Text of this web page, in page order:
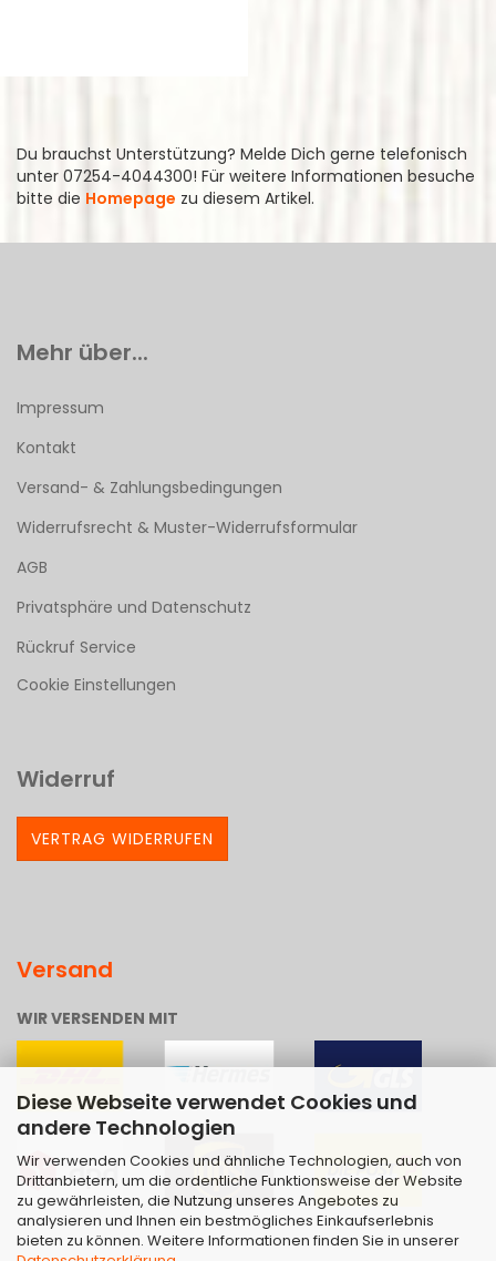
Diese Webseite verwendet Cookies und
andere Technologien
Wir verwenden Cookies und ähnliche Technologien, auch von
Drittanbietern, um die ordentliche Funktionsweise der Website
zu gewährleisten, die Nutzung unseres Angebotes zu
analysieren und Ihnen ein bestmögliches Einkaufserlebnis
bieten zu können. Weitere Informationen finden Sie in unserer
Du brauchst Unterstützung? Melde Dich gerne telefonisch
unter 07254-4044300! Für weitere Informationen besuche
bitte die Homepage zu diesem Artikel.
Mehr über...
Impressum
Kontakt
Versand- & Zahlungsbedingungen
Widerrufsrecht & Muster-Widerrufsformular
AGB
Privatsphäre und Datenschutz
Rückruf Service
Cookie Einstellungen
Widerruf
VERTRAG WIDERRUFEN
Versand
WIR VERSENDEN MIT